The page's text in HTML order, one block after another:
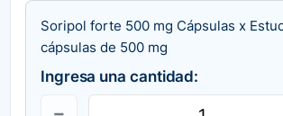
Soripol forte 500 mg Cápsulas x
cápsulas de 500 mg
Ingresa una cantidad: